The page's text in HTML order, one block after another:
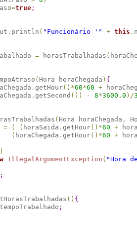
=true ;
. println ( "Funcionário '" + this .
= horasTrabalhadas (
( Hora horaChegada ) {
. getHour( ) *60*60 +
. getSecond ( ) ) - 8*3600.0 ) /
( Hora horaChegada ,
= ( ( horaSaida . getHour( ) *60 +
( horaChegada . getHour( ) *60 +
)
IllegalArgumentException ( "Hora
;
( ) {
tempoTrabalhado ;